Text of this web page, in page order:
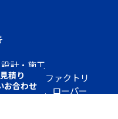
計・施工
ルーム・ファクトリ
ィション、ローパー
積り
お合わせ